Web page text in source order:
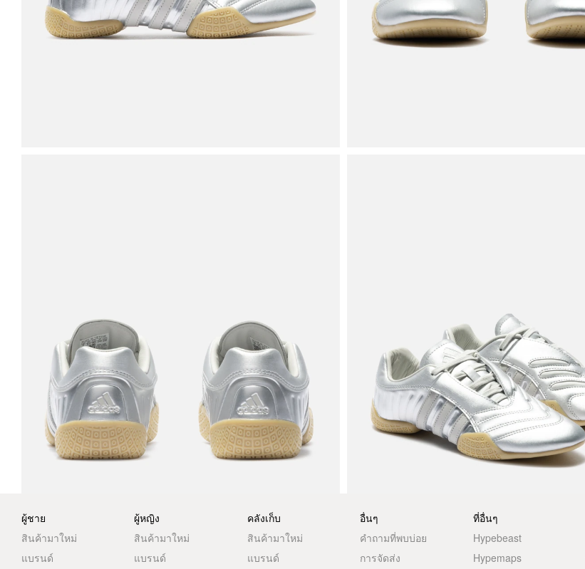
ผู้ชาย
สินค้ามาใหม่
แบรนด์
ผู้หญิง
สินค้ามาใหม่
แบรนด์
คลังเก็บ
สินค้ามาใหม่
แบรนด์
อื่นๆ
คำถามที่พบบ่อย
การจัดส่ง
ที่อื่นๆ
Hypebeast
Hypemaps